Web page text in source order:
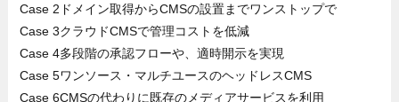
Case 2ドメイン取得からCMSの設置までワンストップで
Case 3クラウドCMSで管理コストを低減
Case 4多段階の承認フローや、適時開示を実現
Case 5ワンソース・マルチユースのヘッドレスCMS
Case 6CMSの代わりに既存のメディアサービスを利用